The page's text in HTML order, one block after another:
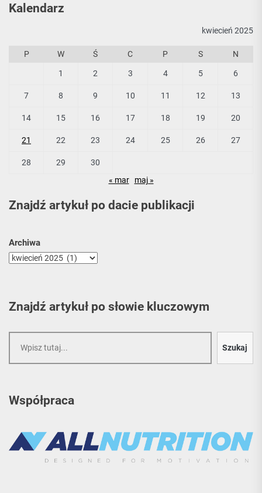
Kalendarz
kwiecień 2025
P W Ś C P S N
1 2 3 4 5 6
7 8 9 10 11 12 13
14 15 16 17 18 19 20
21 22 23 24 25 26 27
28 29
30
« mar
maj »
Znajdź artykuł po dacie publikacji
Archiwa
Znajdź artykuł po słowie kluczowym
Szukaj
Współpraca